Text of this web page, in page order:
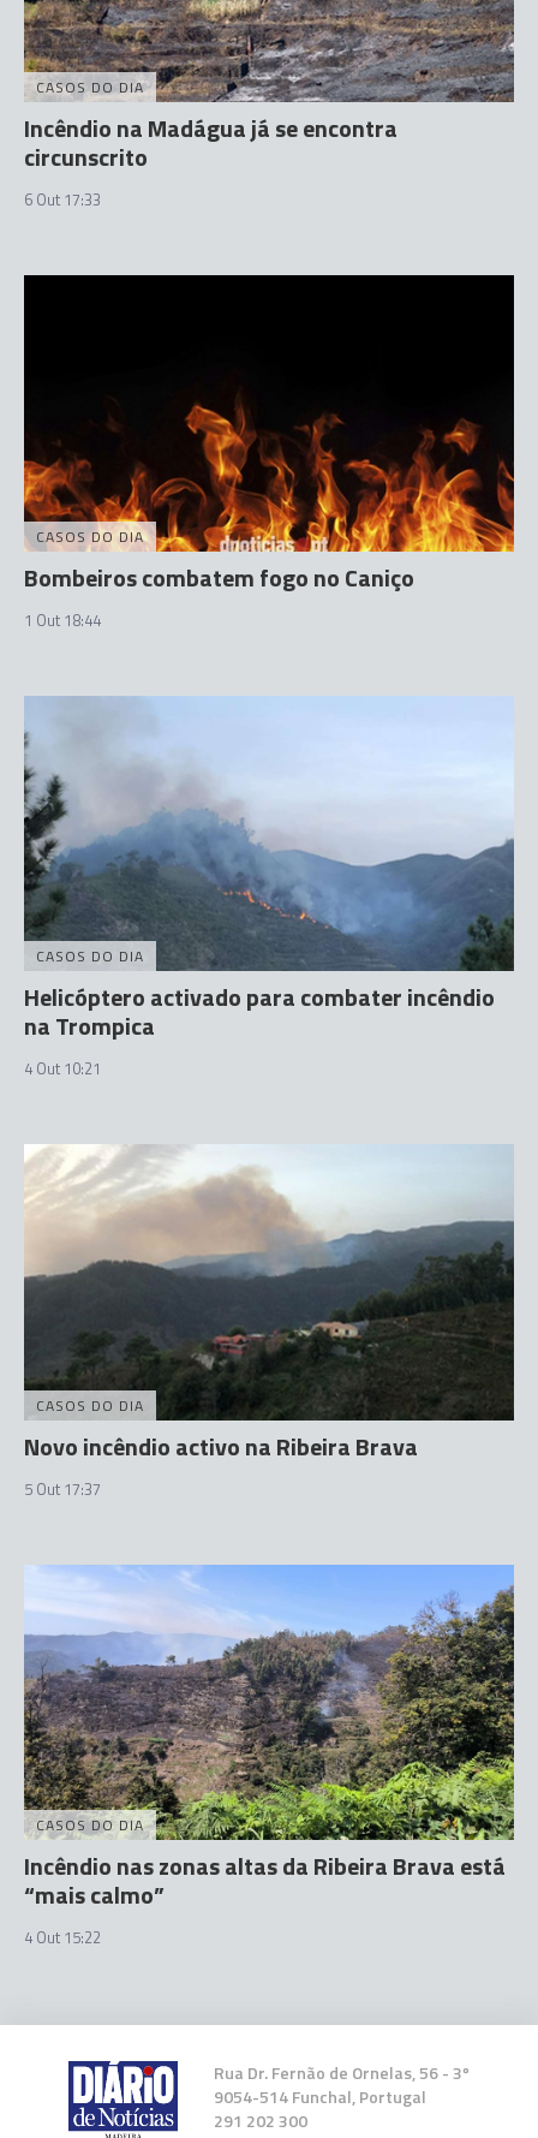
CASOS DO DIA
Incêndio na Madágua já se encontra
circunscrito
6 Out 17:33
CASOS DO DIA
Bombeiros combatem fogo no Caniço
1 Out 18:44
CASOS DO DIA
Helicóptero activado para combater incêndio
na Trompica
4 Out 10:21
CASOS DO DIA
Novo incêndio activo na Ribeira Brava
5 Out 17:37
CASOS DO DIA
Incêndio nas zonas altas da Ribeira Brava está
“mais calmo”
4 Out 15:22
Rua Dr. Fernão de Ornelas, 56 - 3º
9054-514 Funchal, Portugal
291 202 300